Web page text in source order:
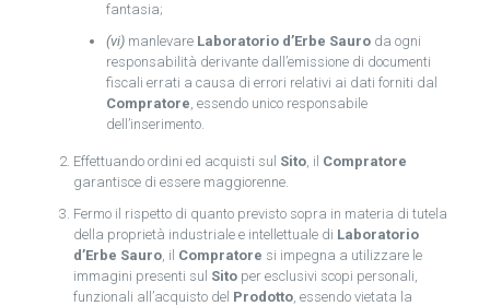
fantasia;
(vi)manlevare Laboratorio d’Erbe Sauroda ogni
responsabilità derivante dall’emissione di documenti
fiscali errati a causa di errori relativi ai dati forniti dal
Compratore, essendo unico responsabile
dell’inserimento.
Effettuando ordini ed acquisti sul Sito, il Compratore
garantisce di essere maggiorenne.
Fermo il rispetto di quanto previsto sopra in materia di tutela
della proprietà industriale e intellettuale di Laboratorio
d’Erbe Sauro, il Compratore si impegna a utilizzare le
immagini presenti sul Sitoper esclusivi scopi personali,
funzionali all’acquisto del Prodotto, essendo vietata la